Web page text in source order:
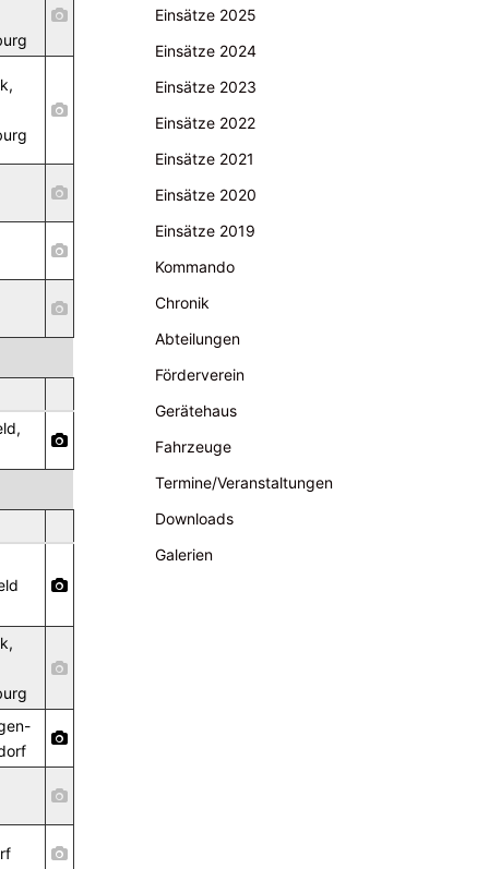
Einsätze 2025
Einsätze 2024
Einsätze 2023
Einsätze 2022
Einsätze 2021
Einsätze 2020
Einsätze 2019
Kommando
Chronik
Abteilungen
Förderverein
Gerätehaus
Fahrzeuge
Termine/Veranstaltungen
Downloads
Galerien